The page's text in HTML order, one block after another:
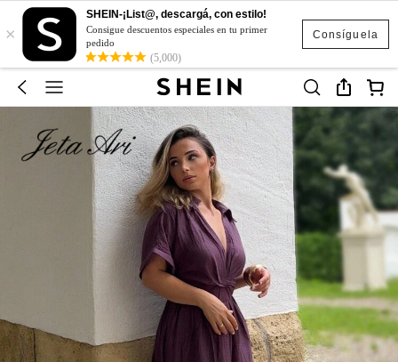
Consíguela
×
SHEIN-¡List@, descargá, con estilo!
Consigue descuentos especiales en tu primer
pedido
(5,000)